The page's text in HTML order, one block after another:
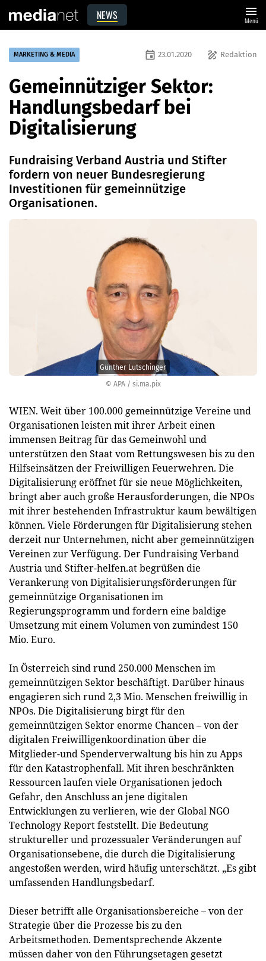
NEWS menu
Menü
© APA / si.ma.pix
Günther Lutschinger
MARKETING & MEDIA draw Redaktion
event 23.01.2020
Gemeinnütziger Sektor:
Handlungsbedarf bei
Digitalisierung
Fundraising Verband Austria und Stifter
fordern von neuer Bundesregierung
Investitionen für gemeinnützige
Organisationen.
WIEN. Weit über 100.000 gemeinnützige Vereine und
Organisationen leisten mit ihrer Arbeit einen
immensen Beitrag für das Gemeinwohl und
unterstützen den Staat vom Rettungswesen bis zu den
Hilfseinsätzen der Freiwilligen Feuerwehren. Die
Digitalisierung eröffnet für sie neue Möglichkeiten,
bringt aber auch große Herausforderungen, die NPOs
mit ihrer bestehenden Infrastruktur kaum bewältigen
können. Viele Förderungen für Digitalisierung stehen
derzeit nur Unternehmen, nicht aber gemeinnützigen
Vereinen zur Verfügung. Der Fundraising Verband
Austria und Stifter-helfen.at begrüßen die
Verankerung von Digitalisierungsförderungen für
gemeinnützige Organisationen im
Regierungsprogramm und fordern eine baldige
Umsetzung mit einem Volumen von zumindest 150
Mio. Euro.
In Österreich sind rund 250.000 Menschen im
gemeinnützigen Sektor beschäftigt. Darüber hinaus
engagieren sich rund 2,3 Mio. Menschen freiwillig in
NPOs. Die Digitalisierung birgt für den
gemeinnützigen Sektor enorme Chancen – von der
digitalen Freiwilligenkoordination über die
Mitglieder-und Spenderverwaltung bis hin zu Apps
für den Katastrophenfall. Mit ihren beschränkten
Ressourcen laufen viele Organisationen jedoch
Gefahr, den Anschluss an jene digitalen
Entwicklungen zu verlieren, wie der Global NGO
Technology Report feststellt. Die Bedeutung
struktureller und prozessualer Veränderungen auf
Organisationsebene, die durch die Digitalisierung
angestoßen werden, wird häufig unterschätzt. „Es gibt
umfassenden Handlungsbedarf.
Dieser betrifft alle Organisationsbereiche – von der
Strategie über die Prozesse bis zu den
Arbeitsmethoden. Dementsprechende Akzente
müssen daher von den Führungsetagen gesetzt